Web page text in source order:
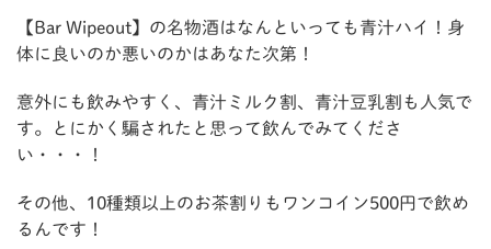
【Bar Wipeout】の名物酒はなんといっても青汁ハイ！身
体に良いのか悪いのかはあなた次第！
意外にも飲みやすく、青汁ミルク割、青汁豆乳割も人気で
す。とにかく騙されたと思って飲んでみてくださ
い・・・！
その他、10種類以上のお茶割りもワンコイン500円で飲め
るんです！